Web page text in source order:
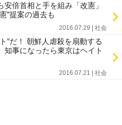
倍首相と手を組み「改憲」
”提案の過去も
2016.07.29 | 社会
”だ！ 朝鮮人虐殺を扇動する
知事になったら東京はヘイト
2016.07.21 | 社会